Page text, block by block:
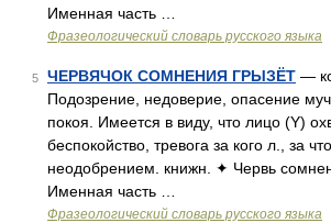
Именная часть …
Фразеологический словарь русского языка
5 ЧЕРВЯЧОК СОМНЕНИЯ ГРЫЗЁТ —
Подозрение, недоверие, опасение
покоя. Имеется в виду, что лицо (Y)
беспокойство, тревога за кого л., за
неодобрением. книжн. ✦ Червь
Именная часть …
Фразеологический словарь русского языка